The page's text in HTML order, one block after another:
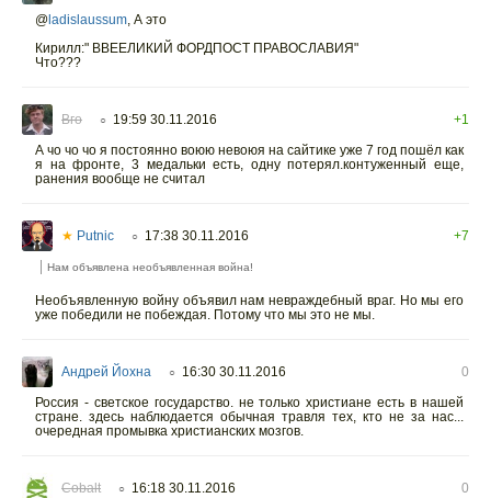
@ ladislaussum, А это
Кирилл:" ВВЕЕЛИКИЙ ФОРДПОСТ ПРАВОСЛАВИЯ"
Что???
Вго ○ 19:59 30.11.2016
+1
А чо чо чо я постоянно воюю невоюя на сайтике уже 7 год пошёл как
я на фронте, 3 медальки есть, одну потерял.контуженный еще,
ранения вообще не считал
★ Putnic ○ 17:38 30.11.2016 +7
Нам объявлена необъявленная война!
Необъявленную войну объявил нам невраждебный враг. Но мы его
уже победили не побеждая. Потому что мы это не мы.
Андрей Йохна ○ 16:30 30.11.2016
0
Россия - светское государство. не только христиане есть в нашей
стране. здесь наблюдается обычная травля тех, кто не за нас...
очередная промывка христианских мозгов.
Cobalt ○ 16:18 30.11.2016
0